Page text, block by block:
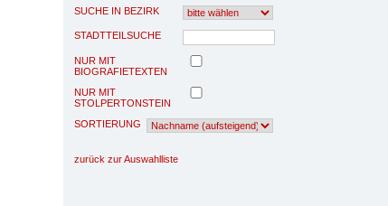
SUCHE IN BEZIRK
STADTTEILSUCHE
NUR MIT
BIOGRAFIETEXTEN
NUR MIT
STOLPERTONSTEIN
SORTIERUNG
zurück zur Auswahlliste